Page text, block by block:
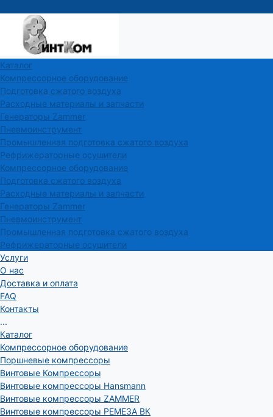
Каталог
Компрессорное оборудование
Подготовка сжатого воздуха
Расходные материалы и запчасти
Генераторы Zammer
Пневмоинструмент
Промышленная подготовка сжатого воздуха
Рефрижераторные осушители
Компрессорное оборудование
Подготовка сжатого воздуха
Расходные материалы и запчасти
Генераторы Zammer
Пневмоинструмент
Промышленная подготовка сжатого воздуха
Рефрижераторные осушители
Услуги
О нас
Доставка и оплата
FAQ
Контакты
...
Каталог
Компрессорное оборудование
Поршневые компрессоры
Винтовые Компрессоры
Винтовые компрессоры Hansmann
Винтовые компрессоры ZAMMER
Винтовые компрессоры РЕМЕЗА ВК